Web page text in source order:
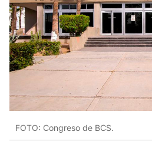
FOTO: Congreso de BCS.